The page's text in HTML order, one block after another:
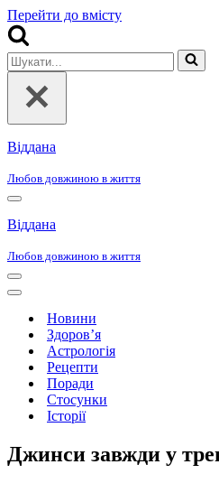
Перейти до вмісту
Шукати...
Віддана
Любов довжиною в життя
Меню
навігації
Віддана
Любов довжиною в життя
Меню
навігації
Меню
навігаціїНовини
Здоров’я
Астрологія
Рецепти
Поради
Стосунки
Історії
Джинси завжди у